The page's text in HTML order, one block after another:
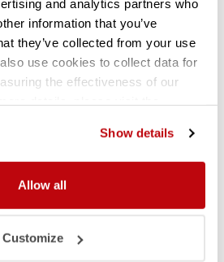
and analytics partners who
information that you’ve
they’ve collected from your use
use cookies to collect data for
the effectiveness of our
Show details
Allow all
Customize
voor allerlei toepassingen in
laboratoria, apotheken en in